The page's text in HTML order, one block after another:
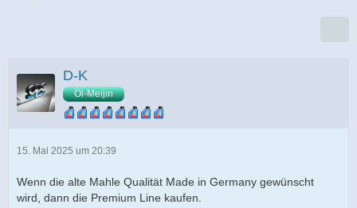
D-K
Öl-Meijin
15. Mai 2025 um 20:39
Wenn die alte Mahle Qualität Made in Germany gewünscht
wird, dann die Premium Line kaufen.